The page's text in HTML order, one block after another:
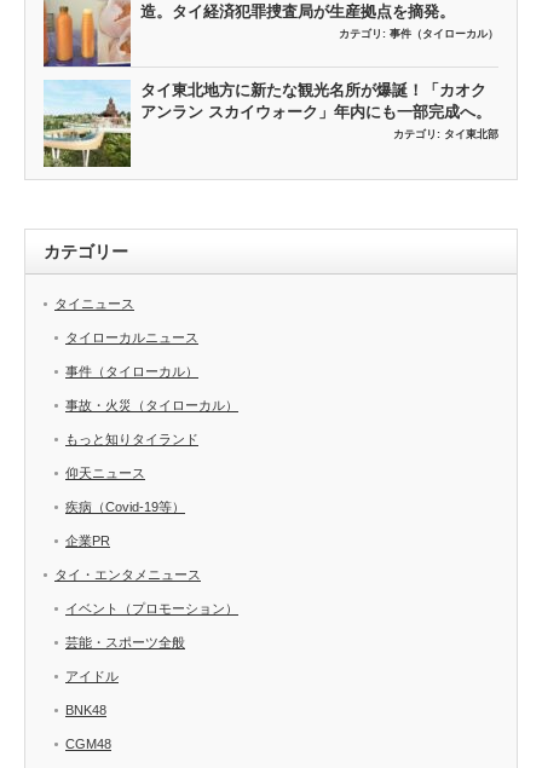
造。タイ経済犯罪捜査局が生産拠点を摘発。
カテゴリ: 事件（タイローカル）
タイ東北地方に新たな観光名所が爆誕！「カオク
アンラン スカイウォーク」年内にも一部完成へ。
カテゴリ: タイ東北部
カテゴリー
タイニュース
タイローカルニュース
事件（タイローカル）
事故・火災（タイローカル）
もっと知りタイランド
仰天ニュース
疾病（Covid-19等）
企業PR
タイ・エンタメニュース
イベント（プロモーション）
芸能・スポーツ全般
アイドル
BNK48
CGM48